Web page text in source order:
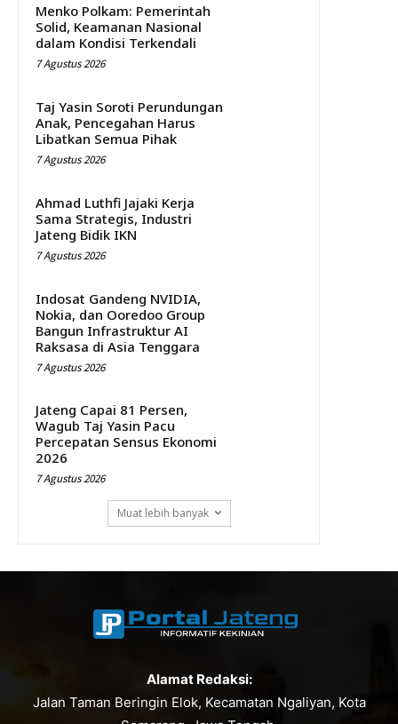
Menko Polkam: Pemerintah
Solid, Keamanan Nasional
dalam Kondisi Terkendali
7 Agustus 2026
Taj Yasin Soroti Perundungan
Anak, Pencegahan Harus
Libatkan Semua Pihak
7 Agustus 2026
Ahmad Luthfi Jajaki Kerja
Sama Strategis, Industri
Jateng Bidik IKN
7 Agustus 2026
Indosat Gandeng NVIDIA,
Nokia, dan Ooredoo Group
Bangun Infrastruktur AI
Raksasa di Asia Tenggara
7 Agustus 2026
Jateng Capai 81 Persen,
Wagub Taj Yasin Pacu
Percepatan Sensus Ekonomi
2026
7 Agustus 2026
Muat lebih banyak
Alamat Redaksi:
Jalan Taman Beringin Elok, Kecamatan Ngaliyan, Kota